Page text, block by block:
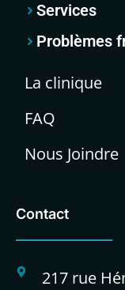
Services
Problèmes
La clinique
FAQ
Nous Joindre
Contact
217 rue